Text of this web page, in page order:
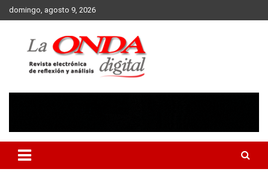
Skip
to
domingo, agosto 9, 2026